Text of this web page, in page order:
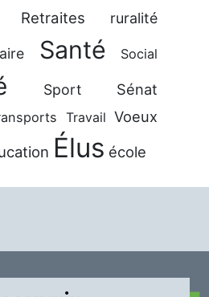
Retraites ruralité
Santé Social
Sport Sénat
Travail Voeux
Élus école